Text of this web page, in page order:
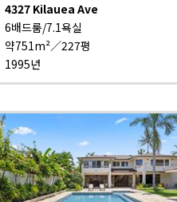
4327 Kilauea Ave
6배드룸/7.1욕실
약751m²／227평
1995년